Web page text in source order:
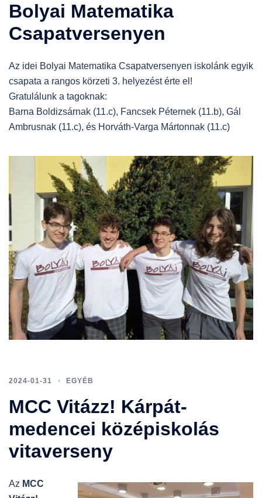
Bolyai Matematika
Csapatversenyen
Az idei Bolyai Matematika Csapatversenyen iskolánk egyik
csapata a rangos körzeti 3. helyezést érte el!
Gratulálunk a tagoknak:
Barna Boldizsárnak (11.c), Fancsek Péternek (11.b), Gál
Ambrusnak (11.c), és Horváth-Varga Mártonnak (11.c)
2024-01-31 EGYÉB
MCC Vitázz! Kárpát-
medencei középiskolás
vitaverseny
Az MCC